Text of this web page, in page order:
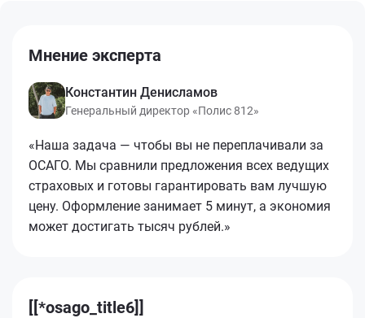
Мнение эксперта
Константин Денисламов
Генеральный директор «Полис 812»
«Наша задача — чтобы вы не переплачивали за
ОСАГО. Мы сравнили предложения всех ведущих
страховых и готовы гарантировать вам лучшую
цену. Оформление занимает 5 минут, а экономия
может достигать тысяч рублей.»
[[*osago_title6]]